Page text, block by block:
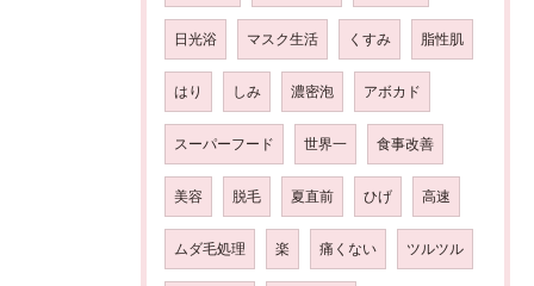
日光浴 マスク生活 くすみ 脂性肌
はり しみ 濃密泡 アボカド
スーパーフード 世界一 食事改善
美容 脱毛 夏直前 ひげ 高速
ムダ毛処理 楽 痛くない ツルツル